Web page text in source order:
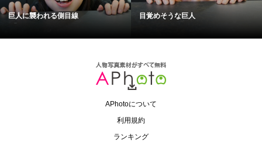
巨人に襲われる側目線 目覚めそうな巨人
APhotoについて
利用規約
ランキング